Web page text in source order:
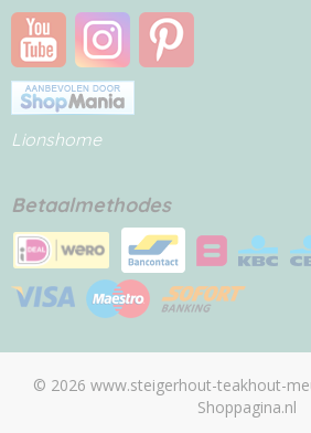
Lionshome
Betaalmethodes
© 2026 www.steigerhout-teakhout-
Shoppagina.nl